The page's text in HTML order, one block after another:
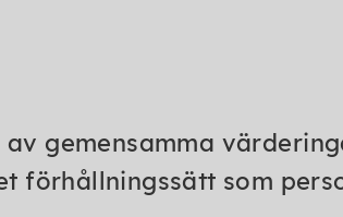
gemensamma
förhållningssätt som